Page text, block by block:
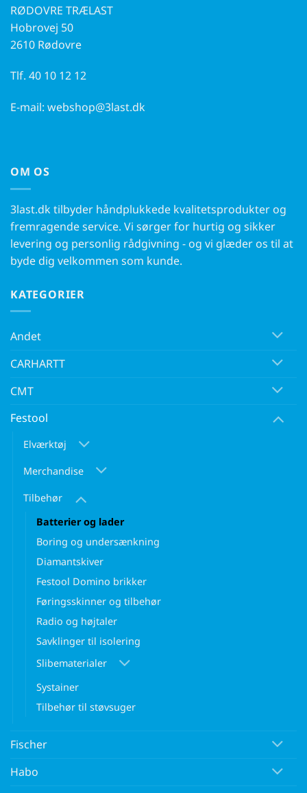
RØDOVRE TRÆLAST
Hobrovej 50
2610 Rødovre
Tlf. 40 10 12 12
E-mail: webshop@3last.dk
OM OS
3last.dk tilbyder håndplukkede kvalitetsprodukter og
fremragende service. Vi sørger for hurtig og sikker
levering og personlig rådgivning - og vi glæder os til at
byde dig velkommen som kunde.
KATEGORIER
Andet
CARHARTT
CMT
Festool
Elværktøj
Merchandise
Tilbehør
Batterier og lader
Boring og undersænkning
Diamantskiver
Festool Domino brikker
Føringsskinner og tilbehør
Radio og højtaler
Savklinger til isolering
Slibematerialer
Systainer
Tilbehør til støvsuger
Fischer
Habo